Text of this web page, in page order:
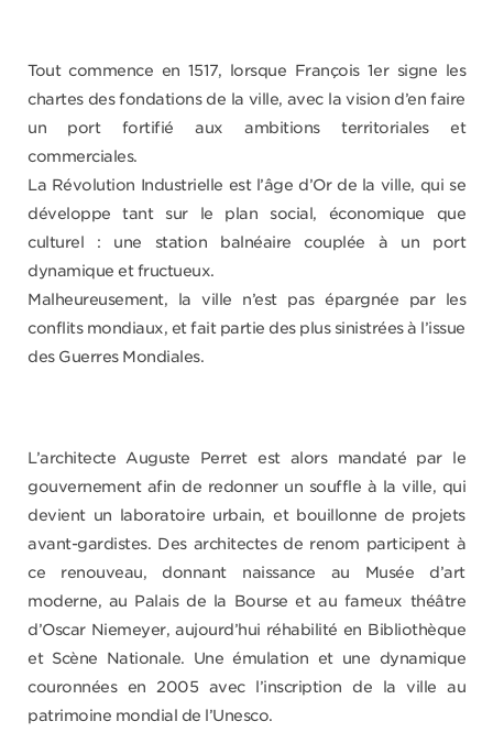
Tout commence en 1517, lorsque François 1er signe les
chartes des fondations de la ville, avec la vision d’en faire
un port fortifié aux ambitions territoriales et
commerciales.
La Révolution Industrielle est l’âge d’Or de la ville, qui se
développe tant sur le plan social, économique que
culturel : une station balnéaire couplée à un port
dynamique et fructueux.
Malheureusement, la ville n’est pas épargnée par les
conflits mondiaux, et fait partie des plus sinistrées à l’issue
des Guerres Mondiales.
L’architecte Auguste Perret est alors mandaté par le
gouvernement afin de redonner un souffle à la ville, qui
devient un laboratoire urbain, et bouillonne de projets
avant-gardistes. Des architectes de renom participent à
ce renouveau, donnant naissance au Musée d’art
moderne, au Palais de la Bourse et au fameux théâtre
d’Oscar Niemeyer, aujourd’hui réhabilité en Bibliothèque
et Scène Nationale. Une émulation et une dynamique
couronnées en 2005 avec l’inscription de la ville au
patrimoine mondial de l’Unesco.